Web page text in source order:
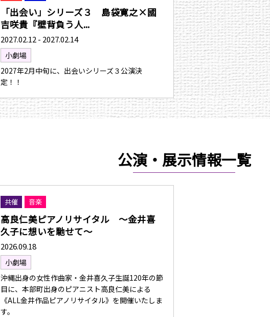
「出会い」シリーズ３ 島袋寛之×國
吉咲貴『壁背負う人...
2027.02.12 - 2027.02.14
小劇場
2027年2月中旬に、出会いシリーズ３公演決
定！！
公演・展示情報一覧
共催 音楽
高良仁美ピアノリサイタル 〜金井喜
久子に想いを馳せて〜
2026.09.18
小劇場
沖縄出身の女性作曲家・金井喜久子生誕120年の節
目に、本部町出身のピアニスト高良仁美による
《ALL金井作品ピアノリサイタル》を開催いたしま
す。